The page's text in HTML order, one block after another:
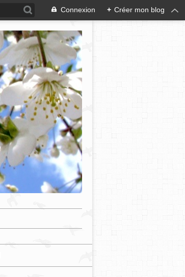
Connexion + Créer mon blog